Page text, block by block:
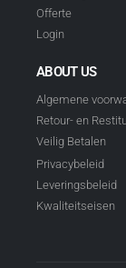
Offerte
Login
ABOUT US
Algemene
Retour- en
Veilig Betalen
Privacybeleid
Leveringsbeleid
Kwaliteitseisen